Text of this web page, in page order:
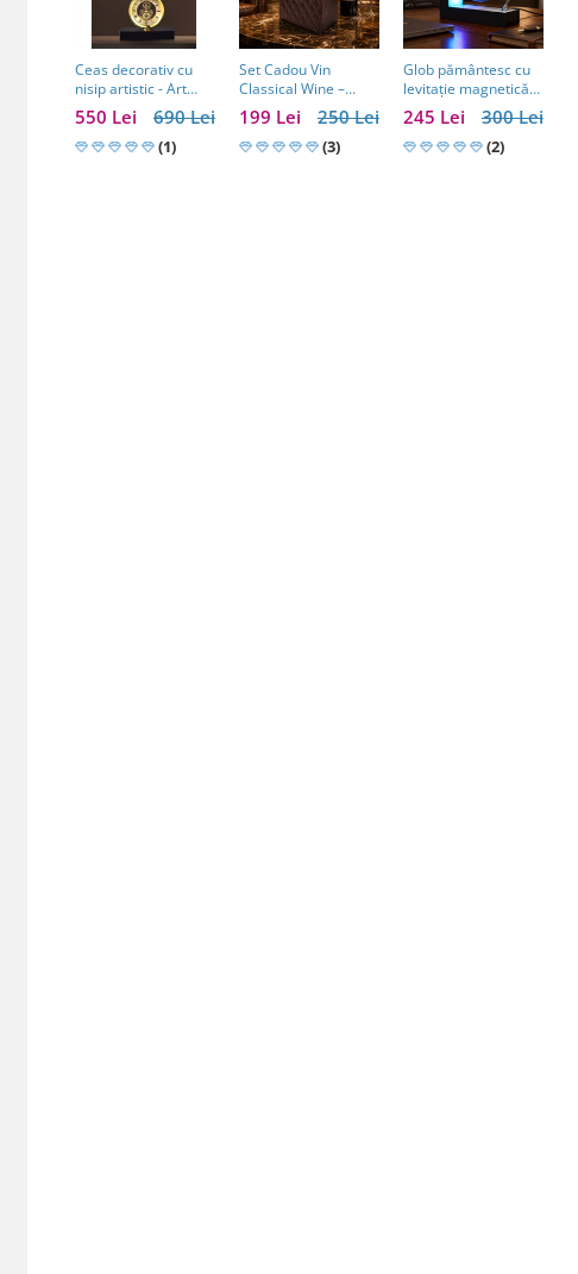
Ceas decorativ cu
nisip artistic - Art
Table Clock
690 Lei
550 Lei
(1)
Set Cadou Vin
Classical Wine –
Casetă Elegantă cu
Accesorii pentru Vin
250 Lei
199 Lei
(3)
Glob pământesc cu
levitație magnetică
și pix – cadou
business pentru
bărbați pasionați de
300 Lei
245 Lei
(2)